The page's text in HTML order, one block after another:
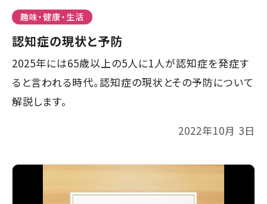
趣味・健康・生活
認知症の現状と予防
2025年には65歳以上の5人に1人が認知症を発症す
ると言われる時代。認知症の現状とその予防について
解説します。
2022年10月 3日